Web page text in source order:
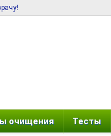
очищения Тесты